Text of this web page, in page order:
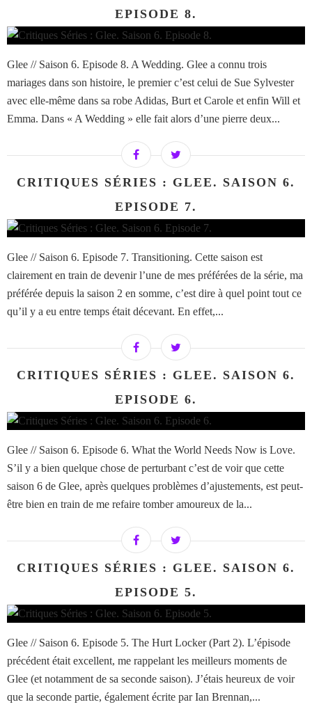
EPISODE 8.
Glee // Saison 6. Episode 8. A Wedding. Glee a connu trois
mariages dans son histoire, le premier c’est celui de Sue Sylvester
avec elle-même dans sa robe Adidas, Burt et Carole et enfin Will et
Emma. Dans « A Wedding » elle fait alors d’une pierre deux...
CRITIQUES SÉRIES : GLEE. SAISON 6.
EPISODE 7.
Glee // Saison 6. Episode 7. Transitioning. Cette saison est
clairement en train de devenir l’une de mes préférées de la série, ma
préférée depuis la saison 2 en somme, c’est dire à quel point tout ce
qu’il y a eu entre temps était décevant. En effet,...
CRITIQUES SÉRIES : GLEE. SAISON 6.
EPISODE 6.
Glee // Saison 6. Episode 6. What the World Needs Now is Love.
S’il y a bien quelque chose de perturbant c’est de voir que cette
saison 6 de Glee, après quelques problèmes d’ajustements, est peut-
être bien en train de me refaire tomber amoureux de la...
CRITIQUES SÉRIES : GLEE. SAISON 6.
EPISODE 5.
Glee // Saison 6. Episode 5. The Hurt Locker (Part 2). L’épisode
précédent était excellent, me rappelant les meilleurs moments de
Glee (et notamment de sa seconde saison). J’étais heureux de voir
que la seconde partie, également écrite par Ian Brennan,...